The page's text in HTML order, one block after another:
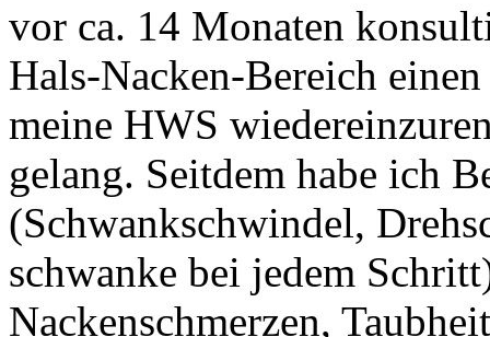
vor ca. 14 Monaten
Hals-Nacken-Bereich
meine HWS
gelang. Seitdem habe ich
(Schwankschwindel,
schwanke bei jedem
Nackenschmerzen,